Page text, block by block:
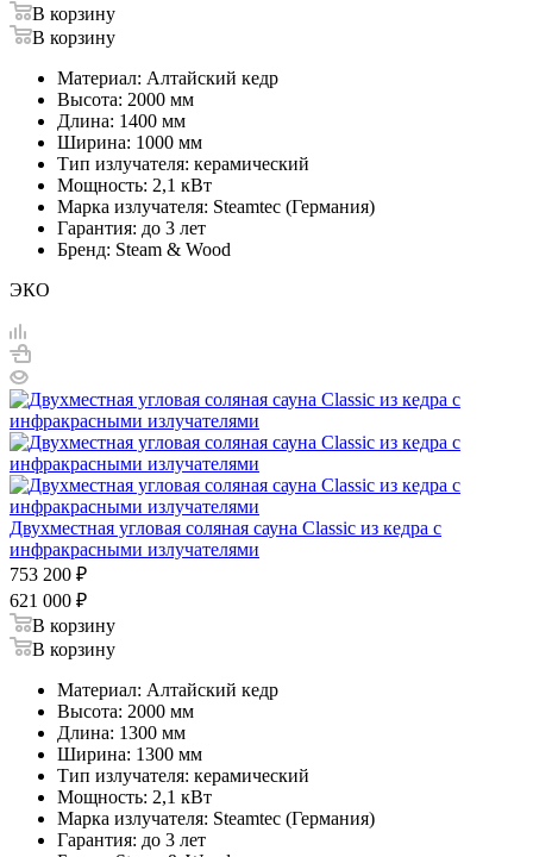
В корзину
В корзину
Материал: Алтайский кедр
Высота: 2000 мм
Длина: 1400 мм
Ширина: 1000 мм
Тип излучателя: керамический
Мощность: 2,1 кВт
Марка излучателя: Steamtec (Германия)
Гарантия: до 3 лет
Бренд: Steam & Wood
ЭКО
Двухместная угловая соляная сауна Classic из кедра с
инфракрасными излучателями
753 200 ₽
621 000 ₽
В корзину
В корзину
Материал: Алтайский кедр
Высота: 2000 мм
Длина: 1300 мм
Ширина: 1300 мм
Тип излучателя: керамический
Мощность: 2,1 кВт
Марка излучателя: Steamtec (Германия)
Гарантия: до 3 лет